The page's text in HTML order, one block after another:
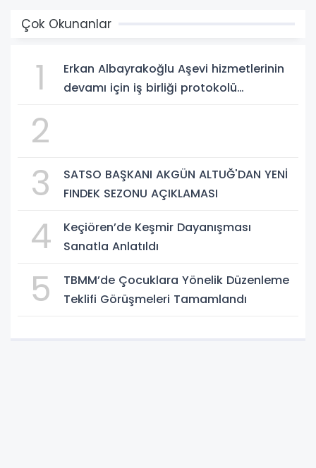
Çok Okunanlar
1
Erkan Albayrakoğlu Aşevi hizmetlerinin
devamı için iş birliği protokolü
2
3
SATSO BAŞKANI AKGÜN ALTUĞ'DAN YENİ
FINDEK SEZONU AÇIKLAMASI
4
Keçiören’de Keşmir Dayanışması
Sanatla Anlatıldı
5
TBMM’de Çocuklara Yönelik Düzenleme
Teklifi Görüşmeleri Tamamlandı